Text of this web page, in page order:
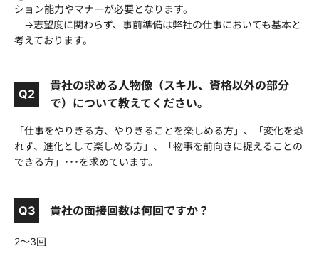
ション能力やマナーが必要となります。
→志望度に関わらず、事前準備は弊社の仕事においても基本と
考えております。
Q2
貴社の求める人物像（スキル、資格以外の部分
で）について教えてください。
「仕事をやりきる方、やりきることを楽しめる方」、「変化を恐
れず、進化として楽しめる方」、「物事を前向きに捉えることの
できる方」･･･を求めています。
Q3 貴社の面接回数は何回ですか？
2～3回